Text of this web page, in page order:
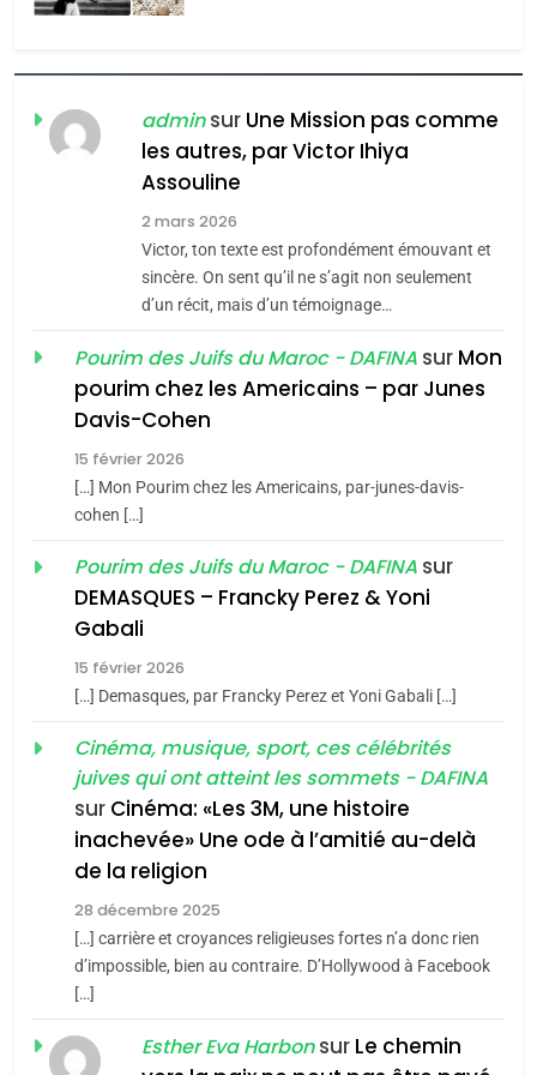
FIÈRE, DIGNE ET RÉSILIENTE :
POURQUOI JE REVENDIQUE
MA JUDAÏTE par Thérèse
Zrihen-Dvir
ISRAÉL JUDAISME
CE QUI NOUS MANQUE –
Jacques Hadida
JUDAISME
Maroc : Les amandes de
Tafraout, le miel de Tadla
du terroir
Oeil ravageur – Vanessa
De Loya Stauber
«Tu dis génocide, je dis
guerre»: La nouvelle
chanson de Boy George
ISRAÉL JUDAISME
Accords d’Isaac:
l’alliance pourrait
adminsur Une Mission pas comme
les autres, par Victor Ihiya
Assouline
2 mars 2026
Victor, ton texte est profondément émouvant et
sincère. On sent qu’il ne s’agit non seulement
d’un récit, mais d’un témoignage…
Pourim des Juifs du Maroc - DAFINA sur Mon
pourim chez les Americains – par Junes
Davis-Cohen
15 février 2026
[…] Mon Pourim chez les Americains, par-junes-davis-
cohen […]
Pourim des Juifs du Maroc - DAFINA sur
DEMASQUES – Francky Perez & Yoni
Gabali
15 février 2026
[…] Demasques, par Francky Perez et Yoni Gabali […]
Cinéma, musique, sport, ces célébrités
juives qui ont atteint les sommets - DAFINA
sur Cinéma: «Les 3M, une histoire
inachevée» Une ode à l’amitié au-delà
de la religion
28 décembre 2025
[…] carrière et croyances religieuses fortes n’a donc rien
d’impossible, bien au contraire. D’Hollywood à Facebook
[…]
Esther Eva Harbonsur Le chemin
meurtrière selon le rapport
l’antisémitisme
FIÈRE, DIGNE ET RÉSILIENTE :
POURQUOI JE REVENDIQUE
MA JUDAÏTE par Thérèse
Zrihen-Dvir
ISRAÉL
CE QUI NOUS MANQUE –
JUDAISME